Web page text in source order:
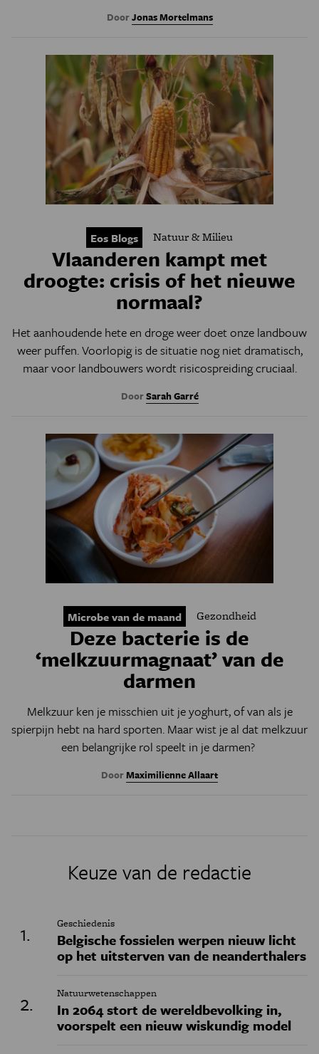
DoorJonas Mortelmans
Eos Blogs Natuur & Milieu
Vlaanderen kampt met
droogte: crisis of het nieuwe
normaal?
Het aanhoudende hete en droge weer doet onze landbouw
weer puffen. Voorlopig is de situatie nog niet dramatisch,
maar voor landbouwers wordt risicospreiding cruciaal.
DoorSarah Garré
Microbe van de maand Gezondheid
Deze bacterie is de
‘melkzuurmagnaat’ van de
darmen
Melkzuur ken je misschien uit je yoghurt, of van als je
spierpijn hebt na hard sporten. Maar wist je al dat melkzuur
een belangrijke rol speelt in je darmen?
DoorMaximilienne Allaart
Keuze van de redactie
Geschiedenis
Belgische fossielen werpen nieuw licht
op het uitsterven van de neanderthalers
Natuurwetenschappen
In 2064 stort de wereldbevolking in,
voorspelt een nieuw wiskundig model